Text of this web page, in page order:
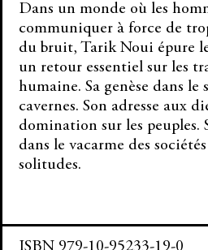
ta
voix
Dans un monde où les
communiquer à force de
du bruit, Tarik Noui épure
un retour essentiel sur les
humaine. Sa genèse dans le
cavernes. Son adresse aux
domination sur les peuples.
dans le vacarme des
solitudes.